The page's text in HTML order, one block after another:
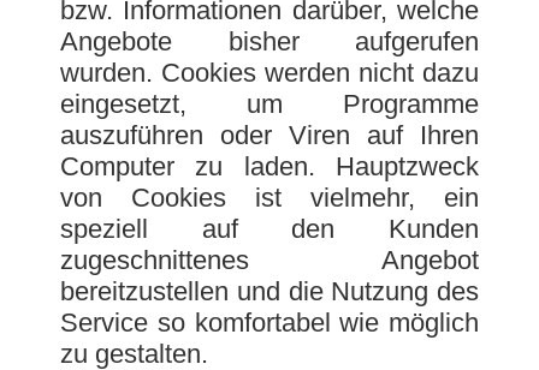
bzw. Informationen darüber, welche
Angebote bisher aufgerufen
wurden. Cookies werden nicht dazu
eingesetzt, um Programme
auszuführen oder Viren auf Ihren
Computer zu laden. Hauptzweck
von Cookies ist vielmehr, ein
speziell auf den Kunden
zugeschnittenes Angebot
bereitzustellen und die Nutzung des
Service so komfortabel wie möglich
zu gestalten.